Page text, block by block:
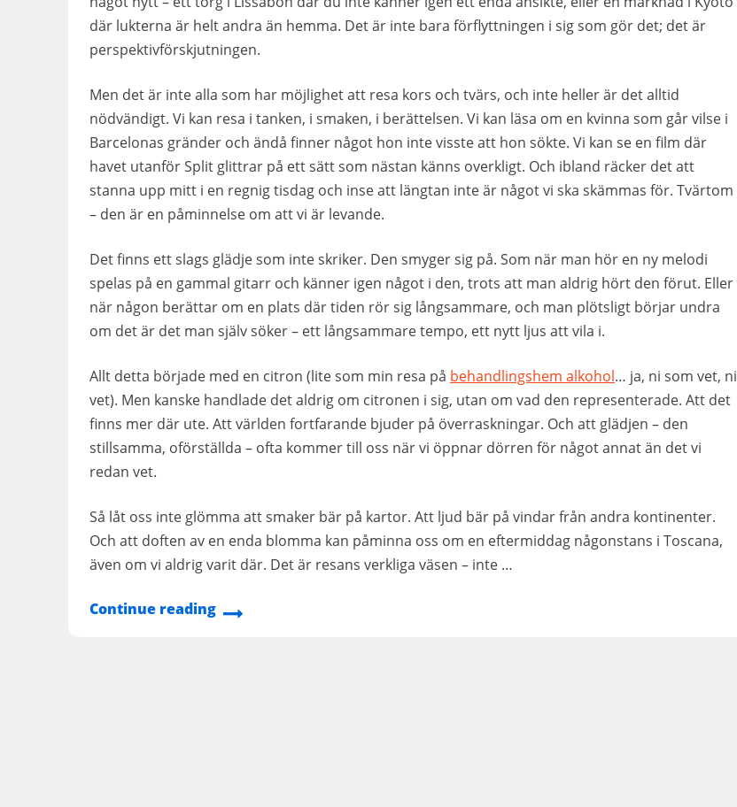
där lukterna är helt andra än hemma. Det är inte bara förflyttningen i sig som gör det; det är
perspektivförskjutningen.
Men det är inte alla som har möjlighet att resa kors och tvärs, och inte heller är det alltid
nödvändigt. Vi kan resa i tanken, i smaken, i berättelsen. Vi kan läsa om en kvinna som går vilse i
Barcelonas gränder och ändå finner något hon inte visste att hon sökte. Vi kan se en film där
havet utanför Split glittrar på ett sätt som nästan känns overkligt. Och ibland räcker det att
stanna upp mitt i en regnig tisdag och inse att längtan inte är något vi ska skämmas för. Tvärtom
– den är en påminnelse om att vi är levande.
Det finns ett slags glädje som inte skriker. Den smyger sig på. Som när man hör en ny melodi
spelas på en gammal gitarr och känner igen något i den, trots att man aldrig hört den förut. Eller
när någon berättar om en plats där tiden rör sig långsammare, och man plötsligt börjar undra
om det är det man själv söker – ett långsammare tempo, ett nytt ljus att vila i.
Allt detta började med en citron (lite som min resa på behandlingshem alkohol… ja, ni som vet, ni
vet). Men kanske handlade det aldrig om citronen i sig, utan om vad den representerade. Att det
finns mer där ute. Att världen fortfarande bjuder på överraskningar. Och att glädjen – den
stillsamma, oförställda – ofta kommer till oss när vi öppnar dörren för något annat än det vi
redan vet.
Så låt oss inte glömma att smaker bär på kartor. Att ljud bär på vindar från andra kontinenter.
Och att doften av en enda blomma kan påminna oss om en eftermiddag någonstans i Toscana,
även om vi aldrig varit där. Det är resans verkliga väsen – inte …
Continue reading